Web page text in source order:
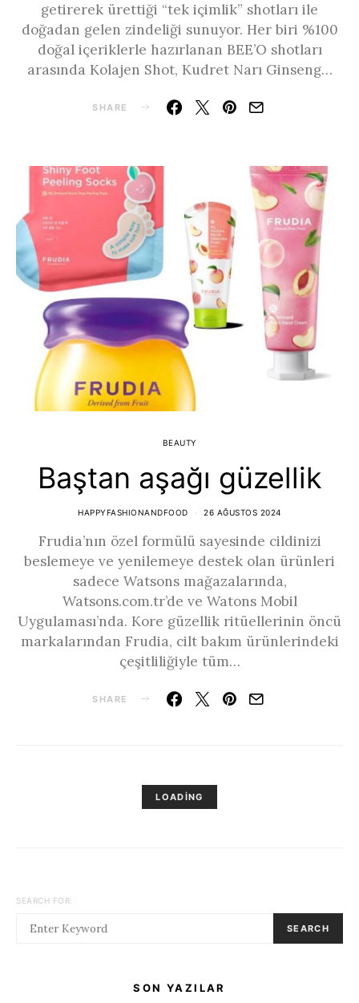
getirerek ürettiği “tek içimlik” shotları ile
doğadan gelen zindeliği sunuyor. Her biri %100
doğal içeriklerle hazırlanan BEE’O shotları
arasında Kolajen Shot, Kudret Narı Ginseng…
SHARE
BEAUTY
Baştan aşağı güzellik
HAPPYFASHIONANDFOOD 26 AĞUSTOS 2024
Frudia’nın özel formülü sayesinde cildinizi
beslemeye ve yenilemeye destek olan ürünleri
sadece Watsons mağazalarında,
Watsons.com.tr’de ve Watons Mobil
Uygulaması’nda. Kore güzellik ritüellerinin öncü
markalarından Frudia, cilt bakım ürünlerindeki
çeşitliliğiyle tüm…
SHARE
LOADING
SEARCH FOR:
SEARCH
SON YAZILAR